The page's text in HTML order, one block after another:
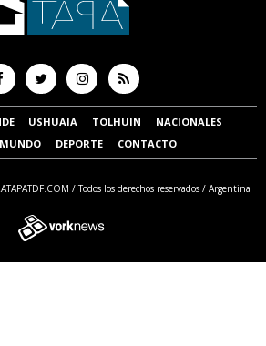
USHUAIA TOLHUIN
NACIONALES
MUNDO DEPORTE CONTACTO
/ Todos los derechos reservados / Argentina